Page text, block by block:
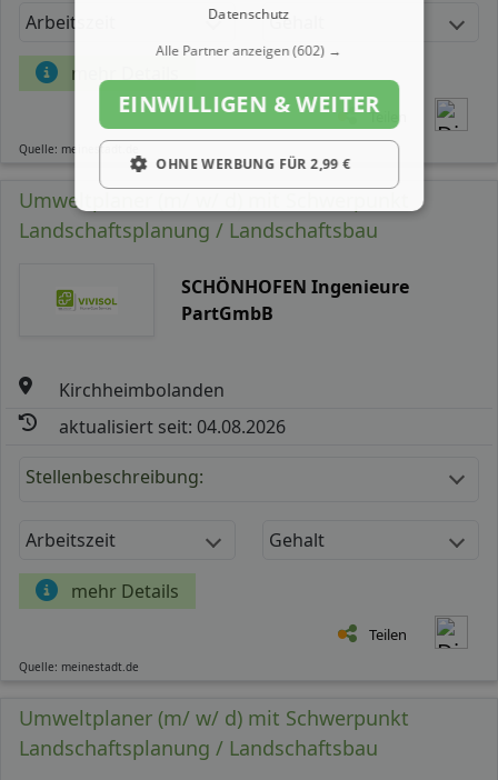
Arbeitszeit Gehalt
mehr Details
Teilen
Quelle: meinestadt.de
Umweltplaner (m/ w/ d) mit Schwerpunkt
Landschaftsplanung / Landschaftsbau
SCHÖNHOFEN Ingenieure
PartGmbB
Kirchheimbolanden
aktualisiert seit: 04.08.2026
Stellenbeschreibung:
Arbeitszeit Gehalt
mehr Details
Teilen
Quelle: meinestadt.de
Umweltplaner (m/ w/ d) mit Schwerpunkt
Landschaftsplanung / Landschaftsbau
Datenschutz
Alle Partner anzeigen(602) →
EINWILLIGEN & WEITER
OHNE WERBUNG FÜR 2,99 €